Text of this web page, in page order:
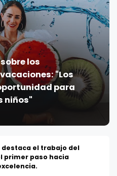
los
"Los
para
niños"
el trabajo del
primer paso hacia